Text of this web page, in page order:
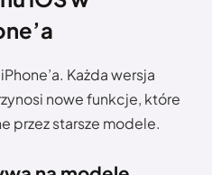
Każda wersja
nowe funkcje, które
przez starsze modele.